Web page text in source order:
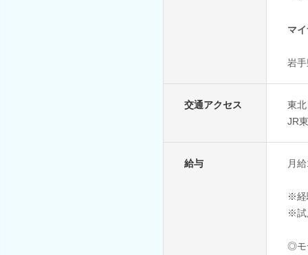
マ
岩
交通アクセス
東
JR
給与 月
※経
※試
◎モ